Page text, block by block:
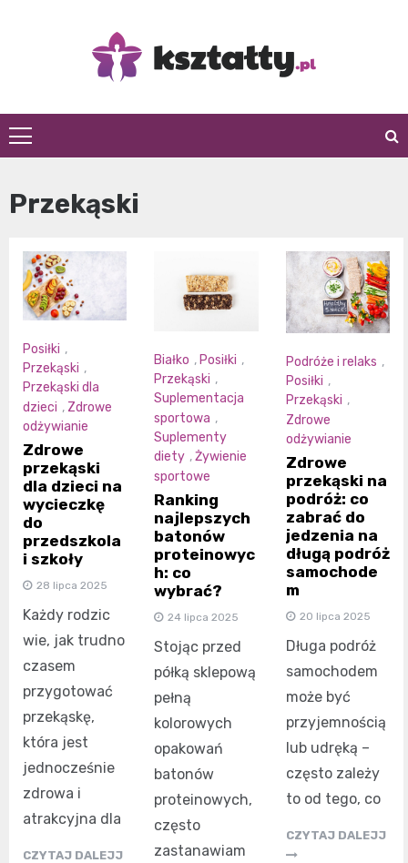
Kształty
Przekąski
Posiłki ,
Przekąski ,
Przekąski dla
dzieci , Zdrowe
odżywianie
Zdrowe
przekąski
dla dzieci na
wycieczkę
do
przedszkola
i szkoły
28 lipca 2025
Każdy rodzic
wie, jak trudno
czasem
przygotować
przekąskę,
która jest
jednocześnie
zdrowa i
atrakcyjna dla
CZYTAJ DALEJJ
Białko , Posiłki ,
Przekąski ,
Suplementacja
sportowa ,
Suplementy
diety ,Żywienie
sportowe
Ranking
najlepszych
batonów
proteinowyc
h: co
wybrać?
24 lipca 2025
Stojąc przed
półką sklepową
pełną
kolorowych
opakowań
batonów
proteinowych,
często
zastanawiam
Podróże i relaks ,
Posiłki ,
Przekąski ,
Zdrowe
odżywianie
Zdrowe
przekąski na
podróż: co
zabrać do
jedzenia na
długą podróż
samochode
m
20 lipca 2025
Długa podróż
samochodem
może być
przyjemnością
lub udręką –
często zależy
to od tego, co
CZYTAJ DALEJJ